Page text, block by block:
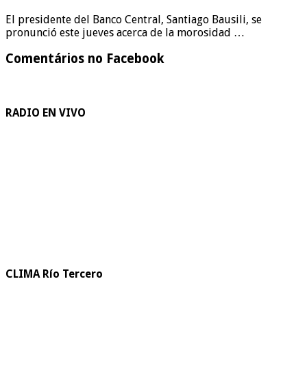
El presidente del Banco Central, Santiago Bausili, se
pronunció este jueves acerca de la morosidad …
Comentários no Facebook
RADIO EN VIVO
CLIMA Río Tercero